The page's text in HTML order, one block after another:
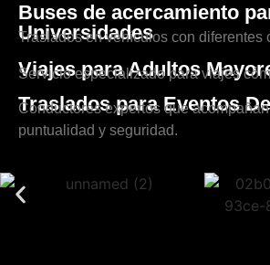
Buses de acercamiento
Universidades
Traslados en vehículos con diferentes
Viajes para Adultos
Servicio especializado para viajes
Traslados para Eventos
Conductores expertos que
puntualidad y seguridad.